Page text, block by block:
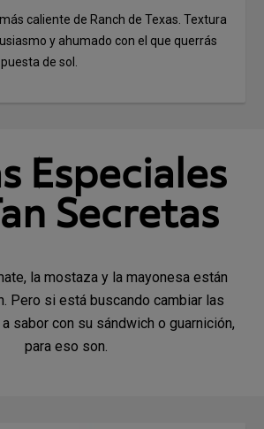
caliente de Ranch de Texas. Textura
y ahumado con el que querrás
de sol.
Especiales
Secretas
la mostaza y la mayonesa están
Pero si está buscando cambiar las
sabor con su sándwich o guarnición,
para eso son.